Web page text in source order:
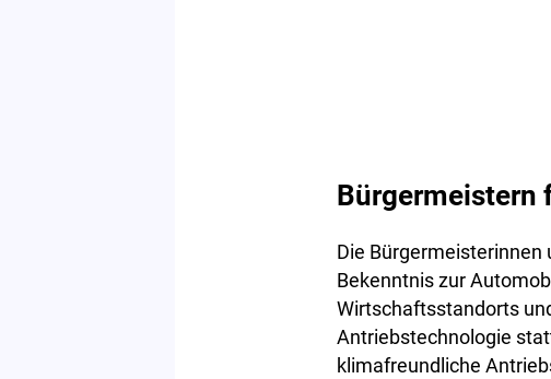
Bürgermeistern
Die
Bekenntnis zur
Wirtschaftsstandorts
Antriebstechnologie
klimafreundliche